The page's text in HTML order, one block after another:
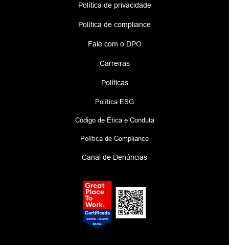
Política de privacidade
Política de compliance
Fale com o DPO
Carreiras
Políticas
Política ESG
Código de Ética e Conduta
Política de Compliance
Canal de Denúncias